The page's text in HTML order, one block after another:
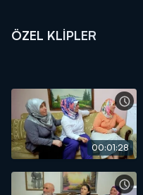
DİĞER SONUÇLAR
ÖZEL KLIPLER
00:01:28